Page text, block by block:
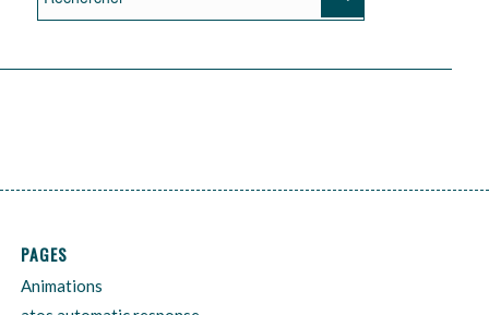
PAGES
Animations